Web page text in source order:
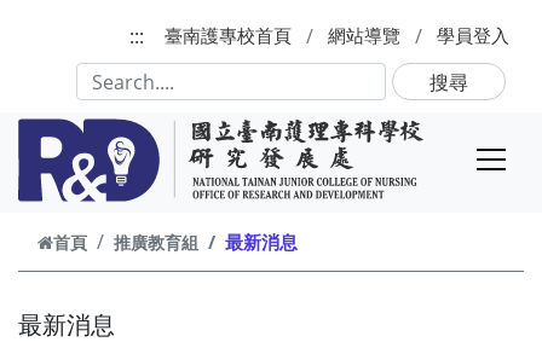
:::
臺南護專校首頁 網站導覽 學員登入
搜尋
首頁 推廣教育組 最新消息
最新消息